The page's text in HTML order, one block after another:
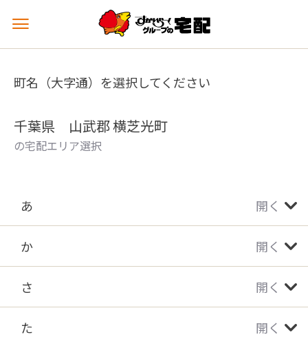
メ
ュ
を
町名（大字通）を選択してください
千葉県 山武郡 横芝光町
の宅配エリア選択
あ 開く
か 開く
さ 開く
た 開く